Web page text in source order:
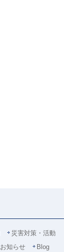
災害対策・活動
お知らせ Blog